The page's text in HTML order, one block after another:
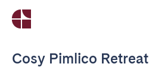
Cosy Pimlico Retreat